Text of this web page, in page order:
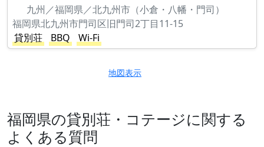
九州／福岡県／北九州市（小倉・八幡・門司）
福岡県北九州市門司区旧門司2丁目11-15
貸別荘
BBQ Wi-Fi
地図表示
福岡県の貸別荘・コテージに関する
よくある質問